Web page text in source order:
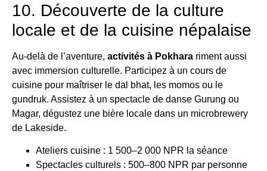
10. Découverte de la culture
locale et de la cuisine népalaise
Au-delà de l’aventure, activités à Pokhara riment aussi
avec immersion culturelle. Participez à un cours de
cuisine pour maîtriser le dal bhat, les momos ou le
gundruk. Assistez à un spectacle de danse Gurung ou
Magar, dégustez une bière locale dans un microbrewery
de Lakeside.
Ateliers cuisine : 1 500–2 000 NPR la séance
Spectacles culturels : 500–800 NPR par personne